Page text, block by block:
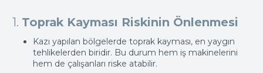
1. Toprak Kayması Riskinin Önlenmesi
Kazı yapılan bölgelerde toprak kayması, en yaygın
tehlikelerden biridir. Bu durum hem iş makinelerini
hem de çalışanları riske atabilir.